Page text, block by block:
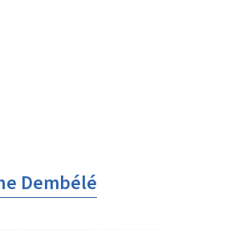
Dembélé